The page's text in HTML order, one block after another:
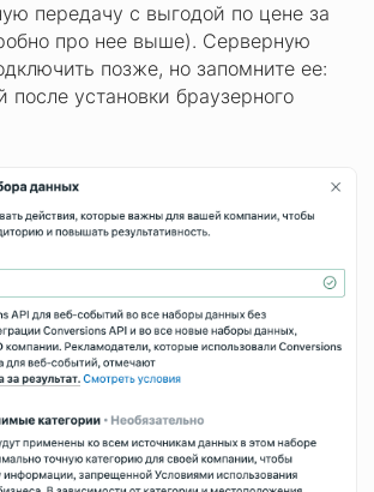
передачу с выгодой по цене за
про нее выше). Серверную
позже, но запомните ее:
после установки браузерного